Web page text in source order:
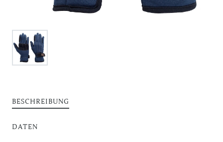
BESCHREIBUNG
DATEN